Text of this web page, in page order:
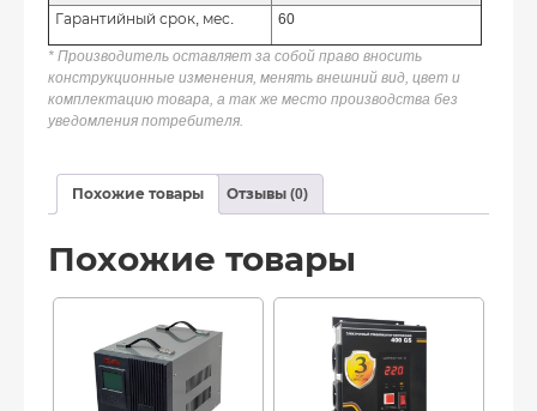
Гарантийный срок, мес. 60
* Производитель оставляет за собой право вносить
конструкционные изменения, менять внешний вид, цвет и
комплектацию товара, а так же место производства без
уведомления потребителя.
Похожие товары Отзывы (0)
Похожие товары